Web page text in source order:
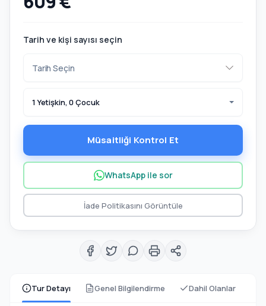
Tur Detayı Genel Bilgilendirme Dahil Olanlar
Tarih ve kişi sayısı seçin
1 Yetişkin, 0 Çocuk
Müsaitliği Kontrol Et
WhatsApp ile sor
İade Politikasını Görüntüle